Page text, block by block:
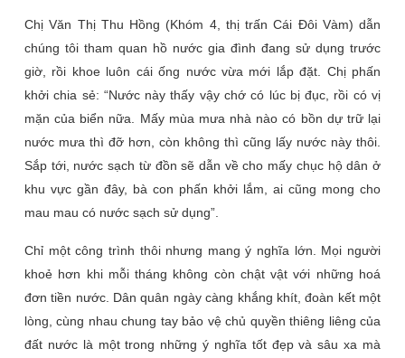
Chị Văn Thị Thu Hồng (Khóm 4, thị trấn Cái Đôi Vàm) dẫn
chúng tôi tham quan hồ nước gia đình đang sử dụng trước
giờ, rồi khoe luôn cái ống nước vừa mới lắp đặt. Chị phấn
khởi chia sẻ: “Nước này thấy vậy chớ có lúc bị đục, rồi có vị
mặn của biển nữa. Mấy mùa mưa nhà nào có bồn dự trữ lại
nước mưa thì đỡ hơn, còn không thì cũng lấy nước này thôi.
Sắp tới, nước sạch từ đồn sẽ dẫn về cho mấy chục hộ dân ở
khu vực gần đây, bà con phấn khởi lắm, ai cũng mong cho
mau mau có nước sạch sử dụng”.
Chỉ một công trình thôi nhưng mang ý nghĩa lớn. Mọi người
khoẻ hơn khi mỗi tháng không còn chật vật với những hoá
đơn tiền nước. Dân quân ngày càng khắng khít, đoàn kết một
lòng, cùng nhau chung tay bảo vệ chủ quyền thiêng liêng của
đất nước là một trong những ý nghĩa tốt đẹp và sâu xa mà